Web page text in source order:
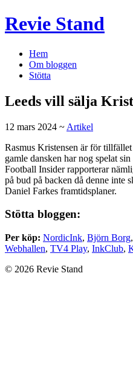
Revie Stand
Hem
Om bloggen
Stötta
Leeds vill sälja
12 mars 2024 ~ Artikel
Rasmus Kristensen är för
gamle dansken har nog spelat
Football Insider rapporterar
på bud på backen då denne inte
Daniel Farkes framtidsplaner.
Stötta bloggen:
Per köp: NordicInk, Björn Borg,
Webhallen, TV4 Play, InkClub,
© 2026 Revie Stand